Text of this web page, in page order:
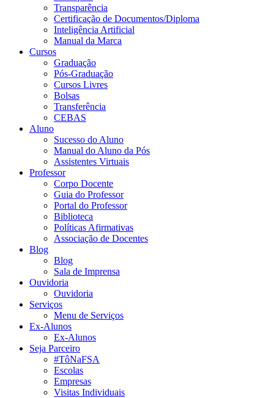
Transparência
Certificação de Documentos/Diploma
Inteligência Artificial
Manual da Marca
Cursos
Graduação
Pós-Graduação
Cursos Livres
Bolsas
Transferência
CEBAS
Aluno
Sucesso do Aluno
Manual do Aluno da Pós
Assistentes Virtuais
Professor
Corpo Docente
Guia do Professor
Portal do Professor
Biblioteca
Políticas Afirmativas
Associação de Docentes
Blog
Blog
Sala de Imprensa
Ouvidoria
Ouvidoria
Serviços
Menu de Serviços
Ex-Alunos
Ex-Alunos
Seja Parceiro
#TôNaFSA
Escolas
Empresas
Visitas Individuais